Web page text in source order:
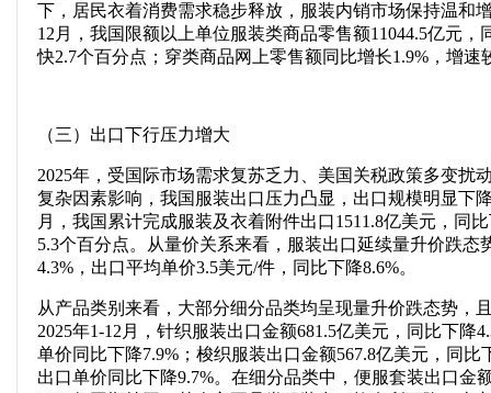
下，居民衣着消费需求稳步释放，服装内销市场保持温和
12月，我国限额以上单位服装类商品零售额11044.5亿元，
快2.7个百分点；穿类商品网上零售额同比增长1.9%，增速
（三）出口下行压力增大
2025年，受国际市场需求复苏乏力、美国关税政策多变扰
复杂因素影响，我国服装出口压力凸显，出口规模明显下
月，我国累计完成服装及衣着附件出口1511.8亿美元，同
5.3个百分点。从量价关系来看，服装出口延续量升价跌态
4.3%，出口平均单价3.5美元/件，同比下降8.6%。
从产品类别来看，大部分细分品类均呈现量升价跌态势，
2025年1-12月，针织服装出口金额681.5亿美元，同比下降
单价同比下降7.9%；梭织服装出口金额567.8亿美元，同比
出口单价同比下降9.7%。在细分品类中，便服套装出口金